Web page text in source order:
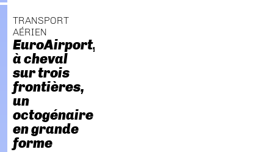
TRANSPORT
AÉRIEN
EuroAirport,
à cheval
sur trois
frontières,
un
octogénaire
en grande
forme